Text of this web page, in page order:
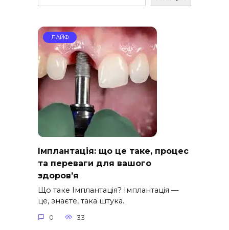
ЛАЙФ
Імплантація: що це таке, процес
та переваги для вашого
здоров’я
Що таке Імплантація? Імплантація —
це, знаєте, така штука.
0 33